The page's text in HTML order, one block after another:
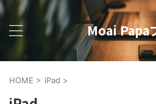
Moai Papa
HOME > iPad >